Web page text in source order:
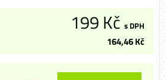
199 Kč s DPH
164,46 Kč